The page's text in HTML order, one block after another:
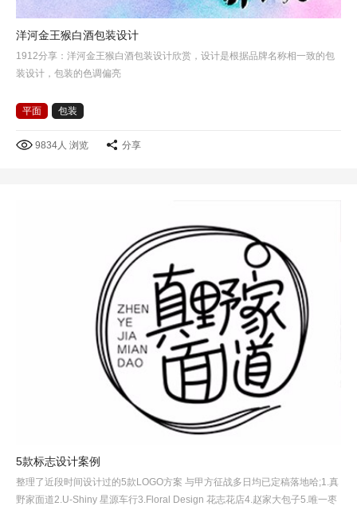
洋河金王猴白酒包装设计
1912分享：洋河金王猴白酒包装设计欣赏，设计是根据品牌名称相一致的包
装设计，包装的色调偏亮
平面 包装
9834人 浏览 分享
5款标志设计案例
整理了近段时间设计过的5款LOGO方案 与甲方征战多日均已定稿落地哈;1.真
野家面道2.U-Shiny 星源车行3.Floral Design 花志花店4.赵家大包子5.唯一枣